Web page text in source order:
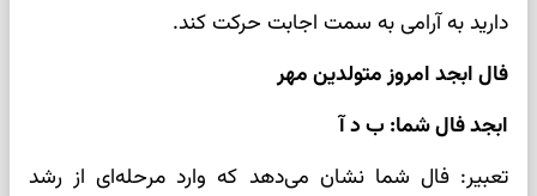
دارید به آرامی به سمت اجابت حرکت کند.
فال ابجد امروز متولدین مهر
ابجد فال شما: ب د آ
تعبیر: فال شما نشان می‌دهد که وارد مرحله‌ای از رشد